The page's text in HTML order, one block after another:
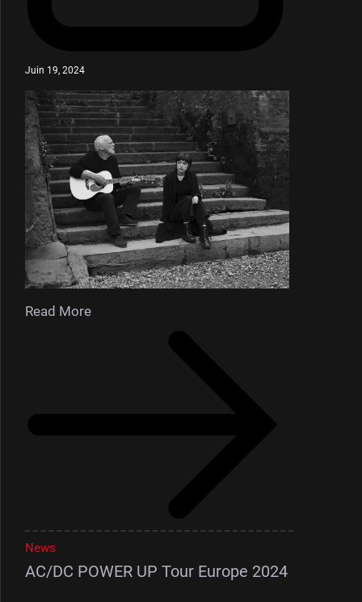
Juin 19, 2024
Read More
News
AC/DC POWER UP Tour Europe 2024